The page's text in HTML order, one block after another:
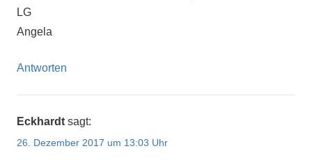
LG
Angela
Antworten
Eckhardt sagt:
26. Dezember 2017 um 13:03 Uhr